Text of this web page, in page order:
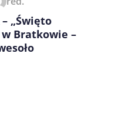
– „Święto
Bratkowie –